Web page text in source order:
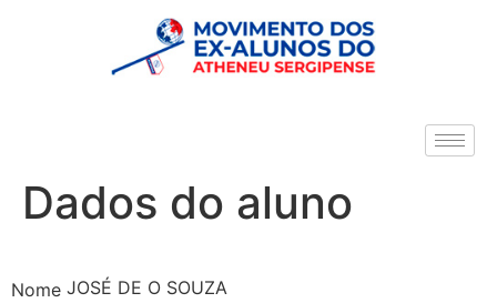
Dados do aluno
Nome JOSÉ DE O SOUZA